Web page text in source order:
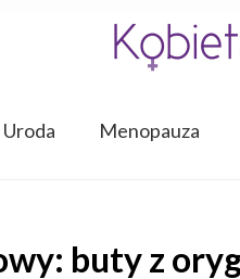
Uroda Menopauza
buty z